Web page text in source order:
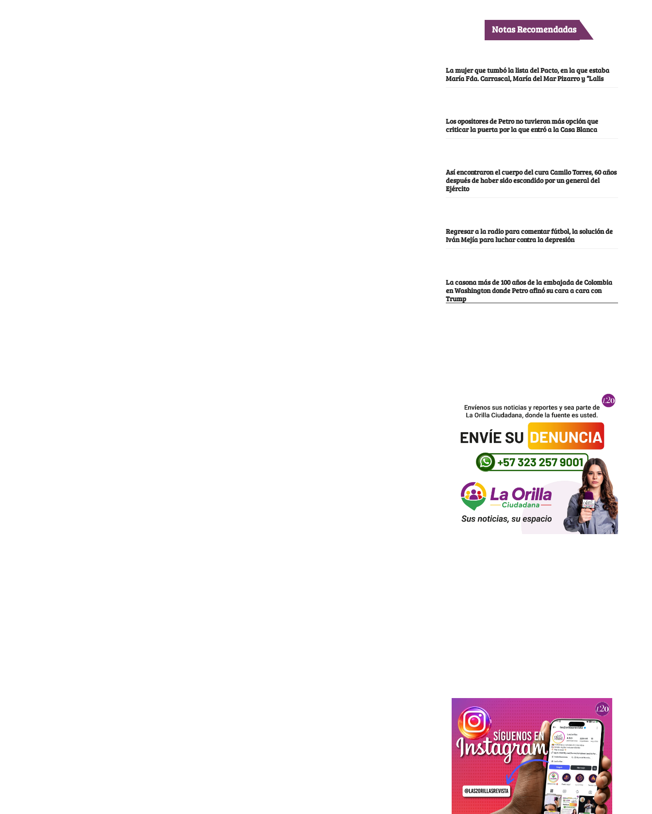
Notas Recomendadas
La mujer que tumbó la lista del Pacto, en la que estaba
María Fda. Carrascal, María del Mar Pizarro y “Lalis
Los opositores de Petro no tuvieron más opción que
criticar la puerta por la que entró a la Casa Blanca
Así encontraron el cuerpo del cura Camilo Torres, 60 años
después de haber sido escondido por un general del
Ejército
Regresar a la radio para comentar fútbol, la solución de
Iván Mejía para luchar contra la depresión
La casona más de 100 años de la embajada de Colombia
en Washington donde Petro afinó su cara a cara con
Trump